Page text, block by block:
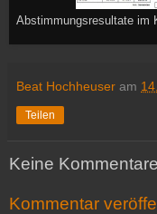
Abstimmungsresultate im
Beat Hochheuser am
Teilen
Keine
Kommentar